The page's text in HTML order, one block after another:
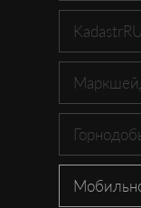
KadastrRU